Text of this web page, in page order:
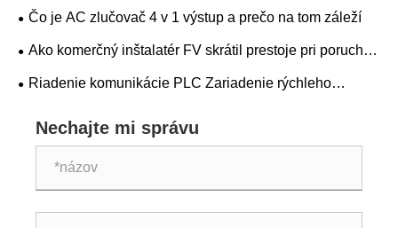
% pomocou držiaka poistky DC 1000 V
Čo je AC zlučovač 4 v 1 výstup a prečo na tom záleží
Ako komerčný inštalatér FV skrátil prestoje pri poruche
oblúka o 85 % pomocou zlučovača DC AFCI
Riadenie komunikácie PLC Zariadenie rýchleho
Nechajte mi správu